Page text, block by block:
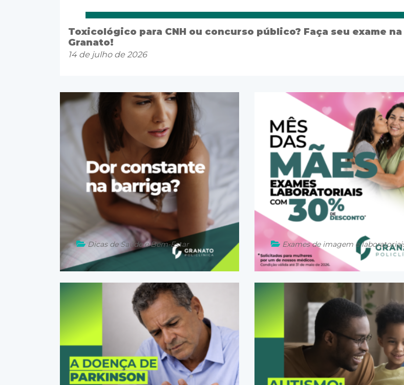
Toxicológico para CNH ou concurso público? Faça seu exame na
Granato!
14 de julho de 2026
21 de maio de 2026
Dicas de Saúde e Bem-Estar
30 de abril de 2026
Exames de imagem e